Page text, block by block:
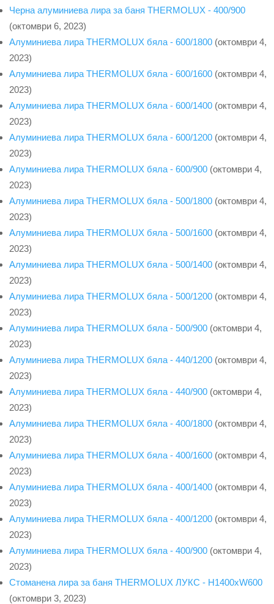
Черна алуминиева лира за баня THERMOLUX - 400/900
(октомври 6, 2023)
Алуминиева лира THERMOLUX бяла - 600/1800 (октомври 4,
2023)
Алуминиева лира THERMOLUX бяла - 600/1600 (октомври 4,
2023)
Алуминиева лира THERMOLUX бяла - 600/1400 (октомври 4,
2023)
Алуминиева лира THERMOLUX бяла - 600/1200 (октомври 4,
2023)
Алуминиева лира THERMOLUX бяла - 600/900 (октомври 4,
2023)
Алуминиева лира THERMOLUX бяла - 500/1800 (октомври 4,
2023)
Алуминиева лира THERMOLUX бяла - 500/1600 (октомври 4,
2023)
Алуминиева лира THERMOLUX бяла - 500/1400 (октомври 4,
2023)
Алуминиева лира THERMOLUX бяла - 500/1200 (октомври 4,
2023)
Алуминиева лира THERMOLUX бяла - 500/900 (октомври 4,
2023)
Алуминиева лира THERMOLUX бяла - 440/1200 (октомври 4,
2023)
Алуминиева лира THERMOLUX бяла - 440/900 (октомври 4,
2023)
Алуминиева лира THERMOLUX бяла - 400/1800 (октомври 4,
2023)
Алуминиева лира THERMOLUX бяла - 400/1600 (октомври 4,
2023)
Алуминиева лира THERMOLUX бяла - 400/1400 (октомври 4,
2023)
Алуминиева лира THERMOLUX бяла - 400/1200 (октомври 4,
2023)
Алуминиева лира THERMOLUX бяла - 400/900 (октомври 4,
2023)
Стоманена лира за баня THERMOLUX ЛУКС - H1400xW600
(октомври 3, 2023)